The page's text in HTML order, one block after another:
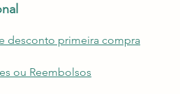
desconto primeira compra
ou Reembolsos